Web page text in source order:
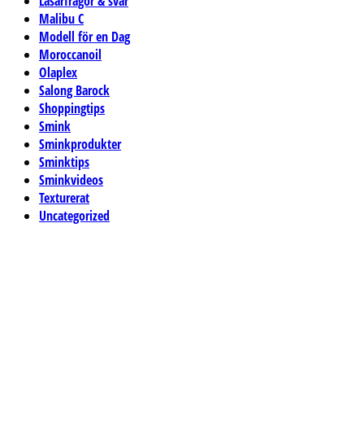
Malibu C
Modell för en Dag
Moroccanoil
Olaplex
Salong Barock
Shoppingtips
Smink
Sminkprodukter
Sminktips
Sminkvideos
Texturerat
Uncategorized